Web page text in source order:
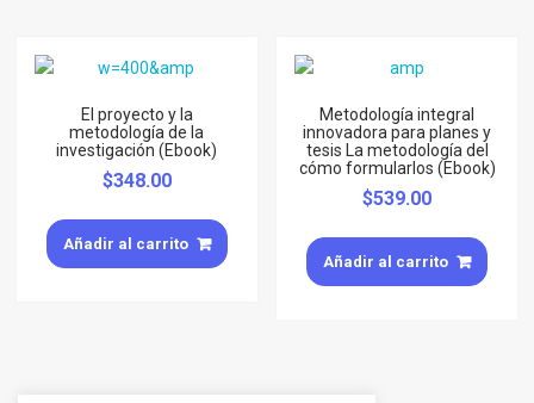
El proyecto y la
metodología de la
investigación (Ebook)
$348.00
Añadir al carrito
Metodología integral
innovadora para planes y
tesis La metodología del
cómo formularlos (Ebook)
$539.00
Añadir al carrito